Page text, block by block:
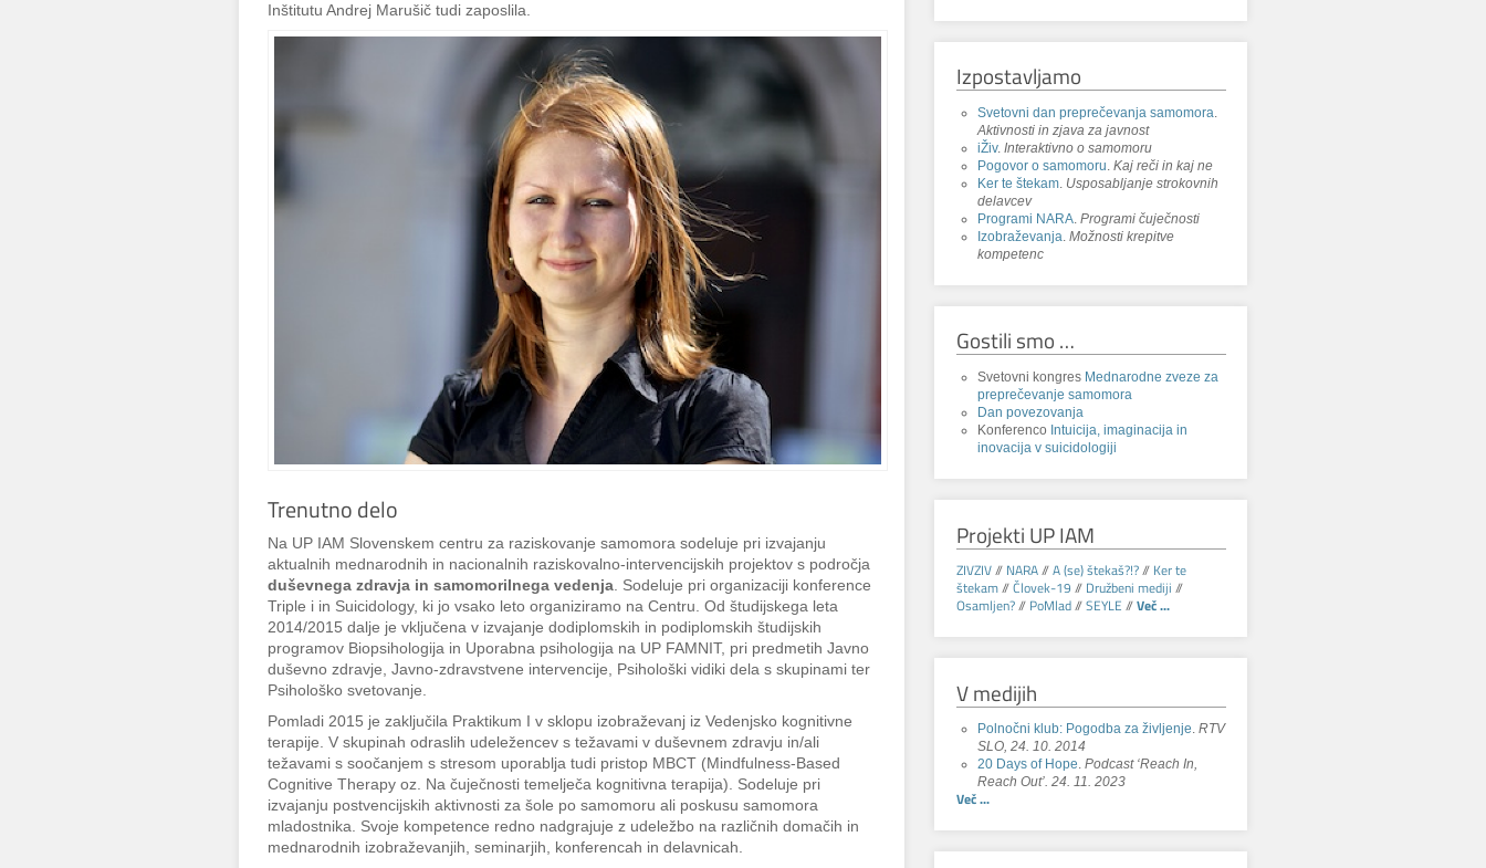
Inštitutu Andrej Marušič tudi zaposlila.
Trenutno delo
Na UP IAM Slovenskem centru za raziskovanje samomora sodeluje pri izvajanju
aktualnih mednarodnih in nacionalnih raziskovalno-intervencijskih projektov s področja
duševnega zdravja in samomorilnega vedenja. Sodeluje pri organizaciji konference
Triple i in Suicidology, ki jo vsako leto organiziramo na Centru. Od študijskega leta
2014/2015 dalje je vključena v izvajanje dodiplomskih in podiplomskih študijskih
programov Biopsihologija in Uporabna psihologija na UP FAMNIT, pri predmetih Javno
duševno zdravje, Javno-zdravstvene intervencije, Psihološki vidiki dela s skupinami ter
Psihološko svetovanje.
Pomladi 2015 je zaključila Praktikum I v sklopu izobraževanj iz Vedenjsko kognitivne
terapije. V skupinah odraslih udeležencev s težavami v duševnem zdravju in/ali
težavami s soočanjem s stresom uporablja tudi pristop MBCT (Mindfulness-Based
Cognitive Therapy oz. Na čuječnosti temelječa kognitivna terapija). Sodeluje pri
izvajanju postvencijskih aktivnosti za šole po samomoru ali poskusu samomora
mladostnika. Svoje kompetence redno nadgrajuje z udeležbo na različnih domačih in
mednarodnih izobraževanjih, seminarjih, konferencah in delavnicah.
Izpostavljamo
Svetovni dan preprečevanja samomora.
Aktivnosti in zjava za javnost
iŽiv. Interaktivno o samomoru
Pogovor o samomoru. Kaj reči in kaj ne
Ker te štekam. Usposabljanje strokovnih
delavcev
Programi NARA. Programi čuječnosti
Izobraževanja. Možnosti krepitve
kompetenc
Gostili smo …
Svetovni kongres Mednarodne zveze za
preprečevanje samomora
Dan povezovanja
Konferenco Intuicija, imaginacija in
inovacija v suicidologiji
Projekti UP IAM
ZIVZIV// NARA//A (se) štekaš?!?// Ker te
štekam//Človek-19 // Družbeni mediji //
Osamljen?// PoMlad//SEYLE //Več ...
V medijih
Polnočni klub: Pogodba za življenje.RTV
SLO, 24. 10. 2014
20 Days of Hope.Podcast ‘Reach In,
Reach Out’. 24. 11. 2023
Več ...